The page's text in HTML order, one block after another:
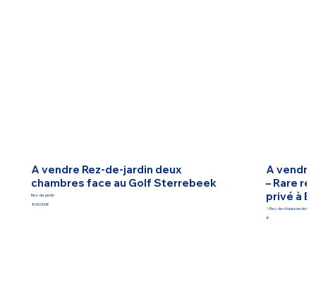
A vendre Rez-de-jardin deux
chambres face au Golf Sterrebeek
Rez-de-jardin
865.000€
A
– Rare
privé à
✨Rez-de-chaussée de
€